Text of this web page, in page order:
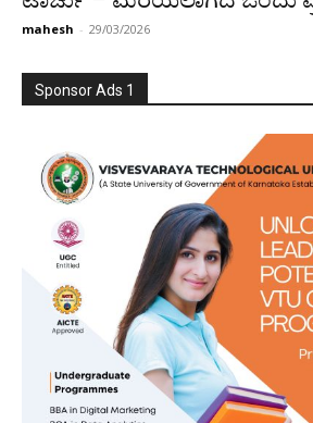
mahesh - 29/03/2026
Sponsor Ads 1